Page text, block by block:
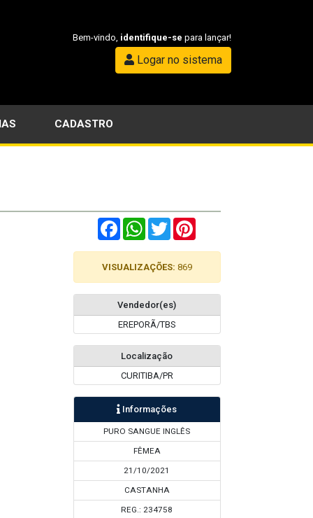
Bem-vindo, identifique-se para lançar!
Logar no sistema
CADASTRO
FacebookWhatsApp
Twitter
VISUALIZAÇÕES: 869
Vendedor(es)
EREPORÃ/TBS
Localização
CURITIBA/PR
Informações
PURO SANGUE INGLÊS
FÊMEA
21/10/2021
CASTANHA
REG.: 234758